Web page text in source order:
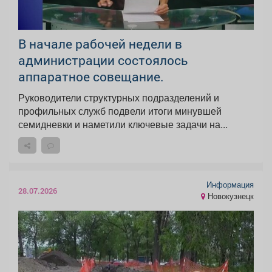
В начале рабочей недели в
администрации состоялось
аппаратное совещание.
Руководители структурных подразделений и
профильных служб подвели итоги минувшей
семидневки и наметили ключевые задачи на...
28.07.2026
Информация
Новокузнецк